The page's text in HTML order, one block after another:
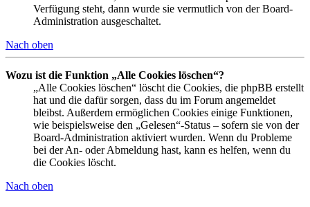
Verfügung steht, dann wurde sie vermutlich von der Board-
Administration ausgeschaltet.
Nach oben
Wozu ist die Funktion „Alle Cookies löschen“?
„Alle Cookies löschen“ löscht die Cookies, die phpBB erstellt
hat und die dafür sorgen, dass du im Forum angemeldet
bleibst. Außerdem ermöglichen Cookies einige Funktionen,
wie beispielsweise den „Gelesen“-Status – sofern sie von der
Board-Administration aktiviert wurden. Wenn du Probleme
bei der An- oder Abmeldung hast, kann es helfen, wenn du
die Cookies löscht.
Nach oben